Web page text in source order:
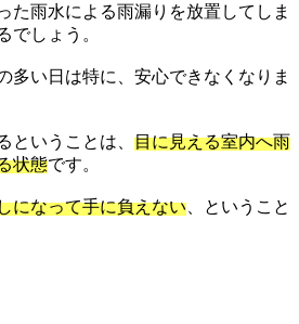
た雨水による雨漏りを放置してしま
でしょう。
多い日は特に、安心できなくなりま
ということは、 目に見える室内へ雨
状態です。
になって手に負えない 、ということ